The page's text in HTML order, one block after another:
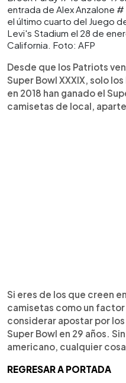
entrada de Alex Anzalone
el último cuarto del Juego
Levi's Stadium el 28 de
California. Foto: AFP
Desde que los Patriots
Super Bowl XXXIX, solo los
en 2018 han ganado el
camisetas de local,
Si eres de los que creen
camisetas como un
considerar apostar por
Super Bowl en 29 años.
americano, cualquier
REGRESAR A PORTADA